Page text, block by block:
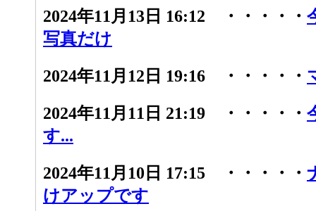
2024年11月13日 16:12 ・・・・・
写真だけ
2024年11月12日 19:16 ・・・・・
2024年11月11日 21:19 ・・・・・
す...
2024年11月10日 17:15 ・・・・・
けアップです